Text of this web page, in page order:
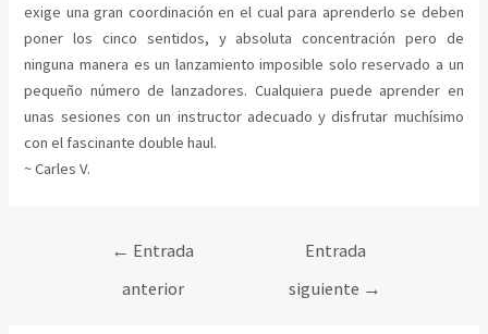
exige una gran coordinación en el cual para aprenderlo se deben
poner los cinco sentidos, y absoluta concentración pero de
ninguna manera es un lanzamiento imposible solo reservado a un
pequeño número de lanzadores. Cualquiera puede aprender en
unas sesiones con un instructor adecuado y disfrutar muchísimo
con el fascinante double haul.
~ Carles V.
← Entrada
anterior
Entrada
siguiente →